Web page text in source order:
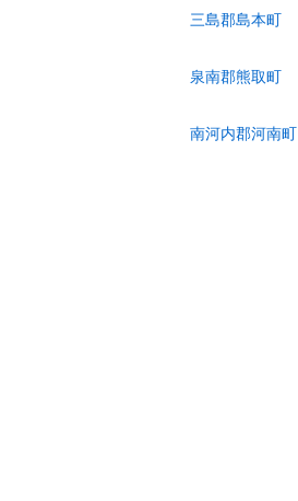
三島郡島本町
泉南郡熊取町
南河内郡河南町